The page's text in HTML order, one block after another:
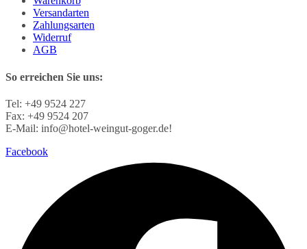
Versandarten
Zahlungsarten
Widerruf
AGB
So erreichen Sie uns:
Tel: +49 9524 227
Fax: +49 9524 207
E-Mail: info@hotel-weingut-goger.de!
Facebook